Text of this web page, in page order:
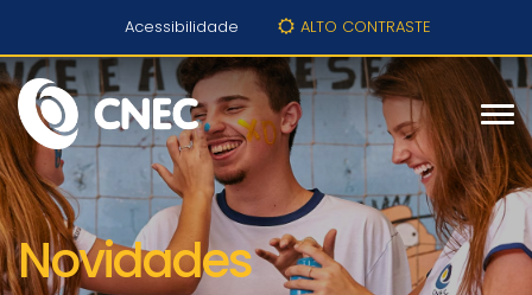
Acessibilidade ALTO CONTRASTE
Novidades